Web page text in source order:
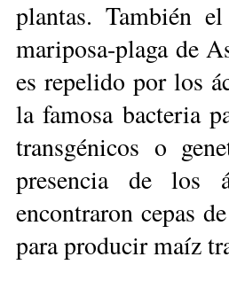
plantas. También
mariposa-plaga de
es repelido por los
la famosa bacteria
transgénicos o
presencia de los
encontraron cepas
para producir maíz